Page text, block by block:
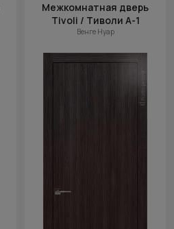
Межкомнатная дверь
Tivoli / Тиволи А-1
Венге Нуар